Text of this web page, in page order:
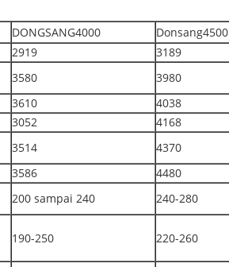
DONGSANG4000 Donsang4500
2919 3189
3580 3980
3610 4038
3052 4168
3514 4370
3586 4480
200 sampai 240 240-280
190-250 220-260